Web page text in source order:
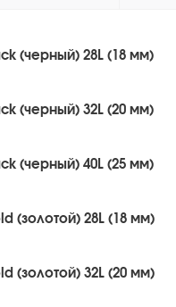
(черный) 28L (18 мм)
(черный) 32L (20 мм)
(черный) 40L (25 мм)
(золотой) 28L (18 мм)
(золотой) 32L (20 мм)